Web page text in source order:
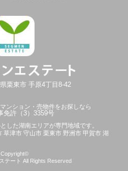
栗東市 手原4丁目8-42
ンション・売物件をお探しなら
免許（3）3359号
した湖南エリアが専門地域です。
津市 守山市 栗東市 野洲市 甲賀市 湖
Copyright©
テート All Rights Reserved